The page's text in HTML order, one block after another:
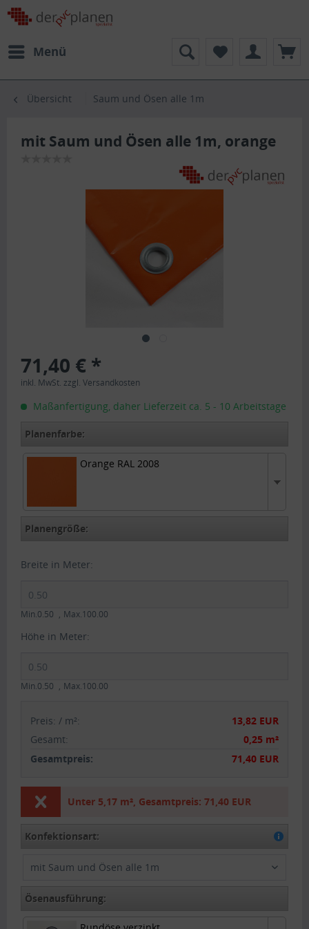
Menü
Übersicht Saum und Ösen alle 1m
mit Saum und Ösen alle 1m, orange
71,40 € *
inkl. MwSt. zzgl. Versandkosten
Maßanfertigung, daher Lieferzeit ca. 5 - 10 Arbeitstage
Planenfarbe:
Orange RAL 2008Orange RAL 2008
Planengröße:
Breite in Meter:
Min.0.50 Max.100.00
Höhe in Meter:
Min.0.50 Max.100.00
Preis: / m²:
13,82 EUR
Gesamt:
0,25 m²
Gesamtpreis:
71,40 EUR
Unter 5,17 m², Gesamtpreis: 71,40 EUR
Konfektionsart:
mit Saum und Ösen alle 1m
Ösenausführung: